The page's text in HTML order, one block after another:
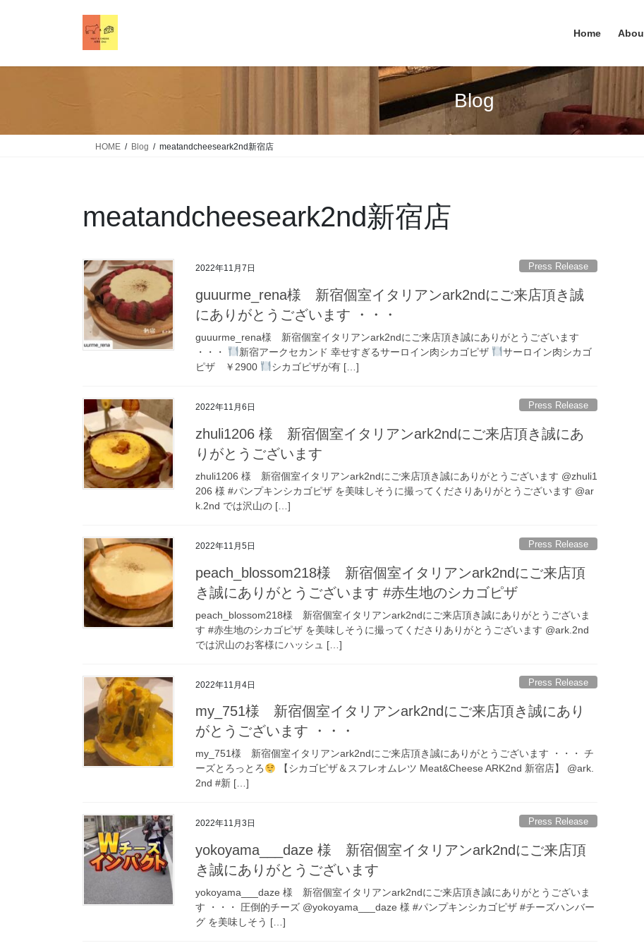
Home
Blog
HOME Blog meatandcheeseark2nd新宿店
meatandcheeseark2nd新宿店
2022年11月7日 Press Release
guuurme_rena様 新宿個室イタリアンark2ndにご来店頂き誠
にありがとうございます ・・・
guuurme_rena様 新宿個室イタリアンark2ndにご来店頂き誠にありがとうございます
・・・
新宿アークセカンド 幸せすぎるサーロイン肉シカゴピザ
サーロイン肉シカゴ
ピザ ￥2900
シカゴピザが有 […]
2022年11月6日 Press Release
zhuli1206 様 新宿個室イタリアンark2ndにご来店頂き誠にあ
りがとうございます
zhuli1206 様 新宿個室イタリアンark2ndにご来店頂き誠にありがとうございます @zhuli1
206 様 #パンプキンシカゴピザ を美味しそうに撮ってくださりありがとうございます @ar
k.2nd では沢山の […]
2022年11月5日 Press Release
peach_blossom218様 新宿個室イタリアンark2ndにご来店頂
き誠にありがとうございます #赤生地のシカゴピザ
peach_blossom218様 新宿個室イタリアンark2ndにご来店頂き誠にありがとうございま
す #赤生地のシカゴピザ を美味しそうに撮ってくださりありがとうございます @ark.2nd
では沢山のお客様にハッシュ […]
2022年11月4日 Press Release
my_751様 新宿個室イタリアンark2ndにご来店頂き誠にあり
がとうございます ・・・
my_751様 新宿個室イタリアンark2ndにご来店頂き誠にありがとうございます ・・・ チ
ーズとろっとろ
【シカゴピザ＆スフレオムレツ Meat&Cheese ARK2nd 新宿店】 @ark.
2nd #新 […]
2022年11月3日 Press Release
yokoyama___daze 様 新宿個室イタリアンark2ndにご来店頂
き誠にありがとうございます
yokoyama___daze 様 新宿個室イタリアンark2ndにご来店頂き誠にありがとうございま
す ・・・ 圧倒的チーズ @yokoyama___daze 様 #パンプキンシカゴピザ #チーズハンバー
グ を美味しそう […]